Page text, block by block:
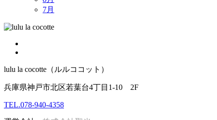
7月
lulu la cocotte（ルルココット）
兵庫県神戸市北区若葉台4丁目1-10 2F
TEL.078-940-4358